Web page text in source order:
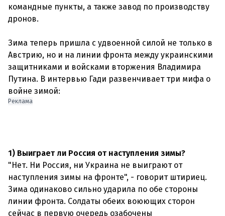
командные пункты, а также завод по производству
дронов.
Зима теперь пришла с удвоенной силой не только в
Австрию, но и на линии фронта между украинскими
защитниками и войсками вторжения Владимира
Путина. В интервью Гади развенчивает три мифа о
Реклама
1) Выиграет ли Россия от наступления зимы?
"Нет. Ни Россия, ни Украина не выиграют от
наступления зимы на фронте", - говорит штириец.
Зима одинаково сильно ударила по обе стороны
линии фронта. Солдаты обеих воюющих сторон
сейчас в первую очередь озабочены